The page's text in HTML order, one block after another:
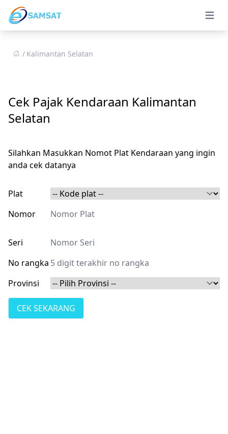
Open
Kalimantan Selatan
Cek Pajak Kendaraan Kalimantan
Selatan
Silahkan Masukkan Nomot Plat Kendaraan yang ingin
anda cek datanya
Plat
Nomor
Seri
No rangka
Provinsi